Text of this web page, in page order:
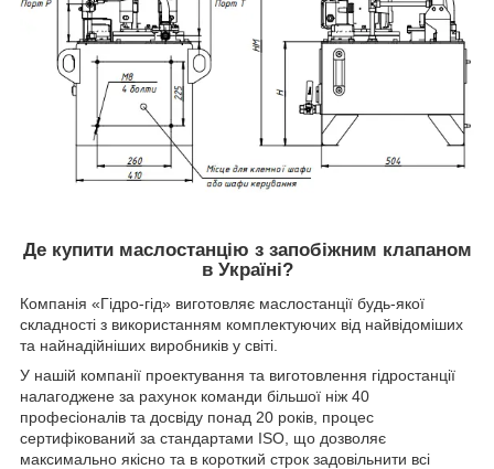
Де купити маслостанцію з запобіжним клапаном
в Україні?
Компанія «Гідро-гід» виготовляє маслостанції будь-якої
складності з використанням комплектуючих від найвідоміших
та найнадійніших виробників у світі.
У нашій компанії проектування та виготовлення гідростанції
налагоджене за рахунок команди більшої ніж 40
професіоналів та досвіду понад 20 років, процес
сертифікований за стандартами ISO, що дозволяє
максимально якісно та в короткий строк задовільнити всі